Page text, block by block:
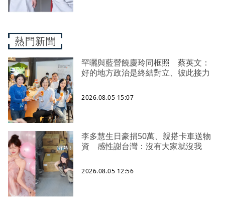
熱門新聞
罕曬與藍營饒慶玲同框照 蔡英文：
好的地方政治是終結對立、彼此接力
2026.08.05 15:07
李多慧生日豪捐50萬、親搭卡車送物
資 感性謝台灣：沒有大家就沒我
2026.08.05 12:56